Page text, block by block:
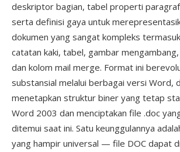
deskriptor bagian, tabel properti
serta definisi gaya untuk
dokumen yang sangat kompleks
catatan kaki, tabel, gambar
dan kolom mail merge. Format ini
substansial melalui berbagai versi Word,
menetapkan struktur biner yang tetap
Word 2003 dan menciptakan file .doc
ditemui saat ini. Satu keunggulannya
yang hampir universal — file DOC dapat